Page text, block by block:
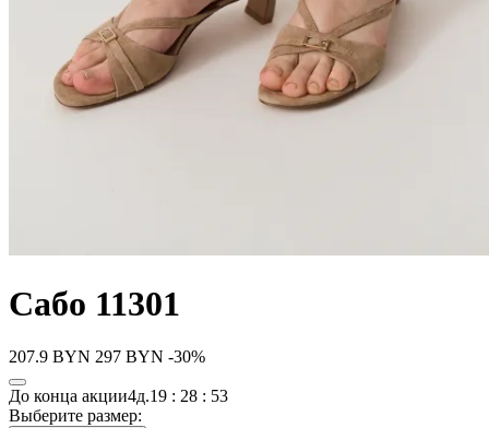
Сабо 11301
207.9 BYN 297 BYN -30%
До конца акции4д.19 : 28 : 53
Выберите размер: